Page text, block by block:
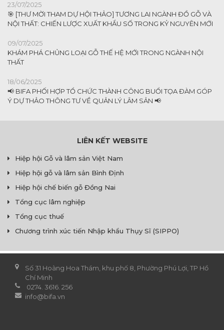
23/07/2025
🎯 [THƯ MỜI THAM DỰ HỘI THẢO] TƯƠNG LAI NGÀNH ĐỒ GỖ VÀ
NỘI THẤT: CHIẾN LƯỢC XUẤT KHẨU SỐ TRONG KỶ NGUYÊN MỚI
09/07/2025
KHÁM PHÁ CHỦNG LOẠI GỖ THẾ HỆ MỚI TRONG NGÀNH NỘI
THẤT
18/06/2025
📢 BIFA PHỐI HỢP TỔ CHỨC THÀNH CÔNG BUỔI TỌA ĐÀM GÓP
Ý DỰ THẢO THÔNG TƯ VỀ QUẢN LÝ LÂM SẢN 📢
LIÊN KẾT WEBSITE
Hiệp hội Gỗ và lâm sản Việt Nam
Hiệp hội gỗ và lâm sản Bình Định
Hiệp hội chế biến gỗ Đồng Nai
Tổng cục lâm nghiệp
Tổng cục thuế
Chương trình xúc tiến Nhập khẩu Thụy Sĩ (SIPPO)
Số 31 Hoàng Hoa Thám, khu phố 8, Phường Phú Lợi, TP Hồ
Chí Minh
0274. 3616. 256
info@bifa.vn